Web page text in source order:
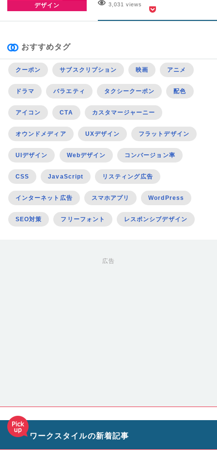
デザイン 3,031 views
おすすめタグ
クーポン サブスクリプション 映画 アニメ
ドラマ バラエティ タクシークーポン 配色
アイコン CTA カスタマージャーニー
オウンドメディア UXデザイン フラットデザイン
UIデザイン Webデザイン コンバージョン率
CSS JavaScript リスティング広告
インターネット広告 スマホアプリ WordPress
SEO対策 フリーフォント レスポンシブデザイン
広告
ワークスタイルの新着記事